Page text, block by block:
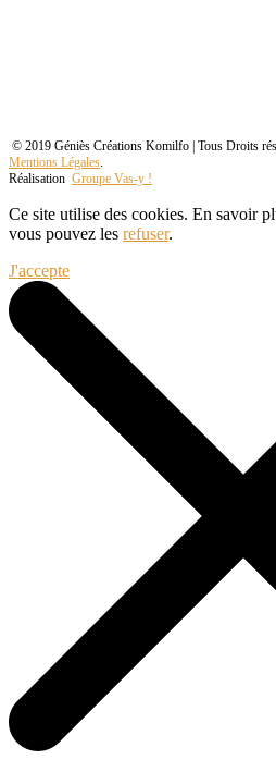
© 2019 Géniès Créations Komilfo | Tous Droits
Mentions Légales.
Réalisation Groupe Vas-y !
Ce site utilise des cookies. En savoir
vous pouvez les refuser.
J'accepte